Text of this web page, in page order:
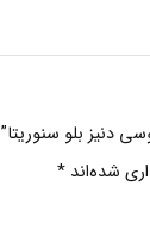
دنیز بلو سنوریتا”
شده‌اند *